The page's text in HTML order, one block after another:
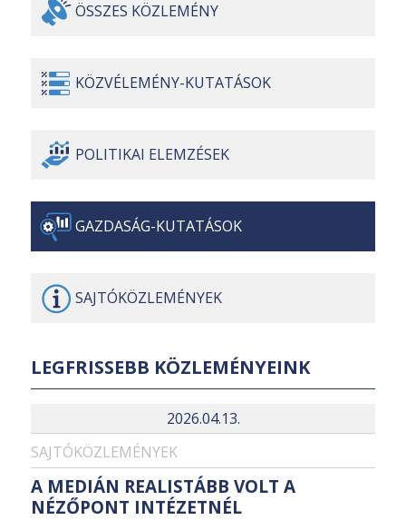
ÖSSZES KÖZLEMÉNY
KÖZVÉLEMÉNY-KUTATÁSOK
POLITIKAI ELEMZÉSEK
GAZDASÁG-KUTATÁSOK
SAJTÓKÖZLEMÉNYEK
LEGFRISSEBB KÖZLEMÉNYEINK
2026.04.13.
SAJTÓKÖZLEMÉNYEK
A MEDIÁN REALISTÁBB VOLT A
NÉZŐPONT INTÉZETNÉL